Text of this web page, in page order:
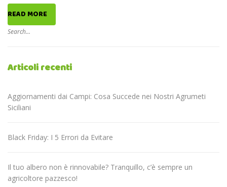
READ MORE
Articoli recenti
Aggiornamenti dai Campi: Cosa Succede nei Nostri Agrumeti
Siciliani
Black Friday: I 5 Errori da Evitare
Il tuo albero non è rinnovabile? Tranquillo, c’è sempre un
agricoltore pazzesco!